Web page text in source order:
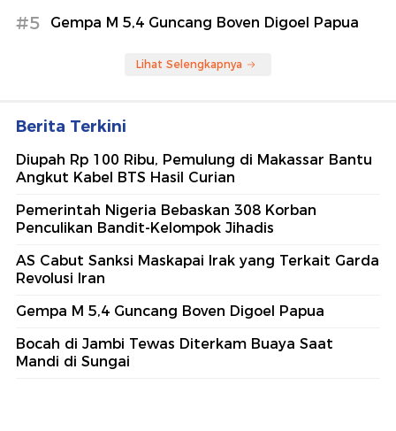
#5 Gempa M 5,4 Guncang Boven Digoel Papua
Lihat Selengkapnya
Berita Terkini
Diupah Rp 100 Ribu, Pemulung di Makassar Bantu
Angkut Kabel BTS Hasil Curian
Pemerintah Nigeria Bebaskan 308 Korban
Penculikan Bandit-Kelompok Jihadis
AS Cabut Sanksi Maskapai Irak yang Terkait Garda
Revolusi Iran
Gempa M 5,4 Guncang Boven Digoel Papua
Bocah di Jambi Tewas Diterkam Buaya Saat
Mandi di Sungai